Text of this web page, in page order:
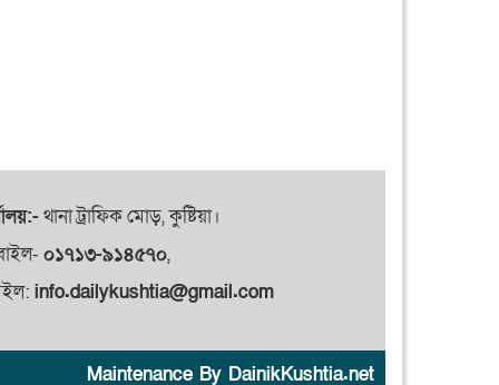
থানা ট্রাফিক মোড়, কুষ্টিয়া।
০১৭১৩-৯১৪৫৭০,
info.dailykushtia@gmail.com
Maintenance By DainikKushtia.net